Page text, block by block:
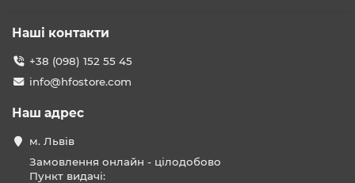
Наші контакти
+38 (098) 152 55 45
info@hfostore.com
Наш адрес
м. Львів
Замовлення онлайн - цілодобово
Пункт видачі: